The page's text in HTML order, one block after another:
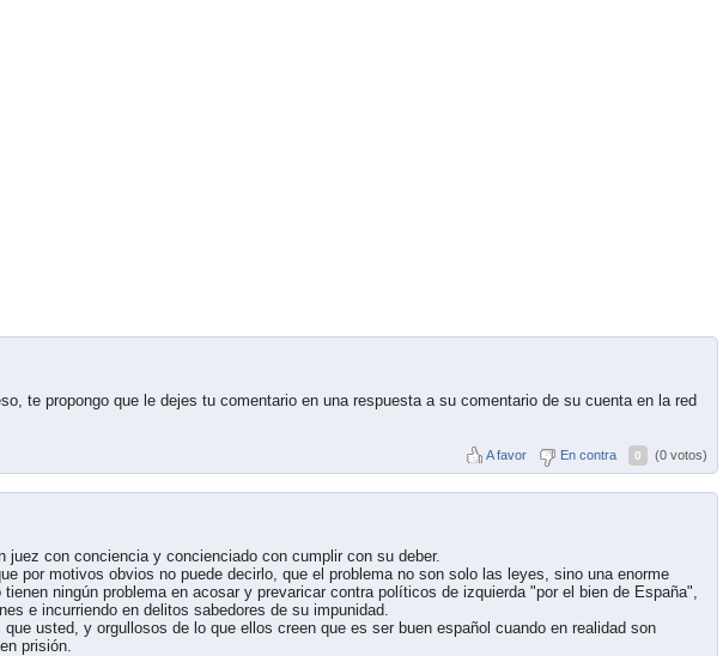
te propongo que le dejes tu comentario en una respuesta a su comentario de su cuenta en la red
A favor En contra 0 (0 votos)
juez con conciencia y concienciado con cumplir con su deber.
por motivos obvios no puede decirlo, que el problema no son solo las leyes, sino una enorme
ningún problema en acosar y prevaricar contra políticos de izquierda "por el bien de España",
e incurriendo en delitos sabedores de su impunidad.
usted, y orgullosos de lo que ellos creen que es ser buen español cuando en realidad son
prisión.